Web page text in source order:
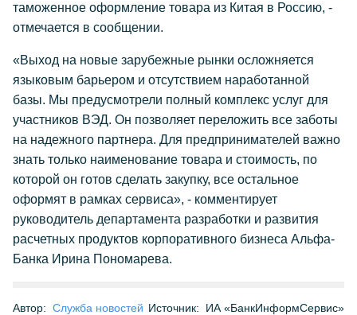
таможенное оформление товара из Китая в Россию, -
отмечается в сообщении.
«Выход на новые зарубежные рынки осложняется
языковым барьером и отсутствием наработанной
базы. Мы предусмотрели полный комплекс услуг для
участников ВЭД. Он позволяет переложить все заботы
на надежного партнера. Для предпринимателей важно
знать только наименование товара и стоимость, по
которой он готов сделать закупку, все остальное
оформят в рамках сервиса», - комментирует
руководитель департамента разработки и развития
расчетных продуктов корпоративного бизнеса Альфа-
Банка Ирина Пономарева.
Автор: Служба новостей Источник: ИА «БанкИнформСервис»